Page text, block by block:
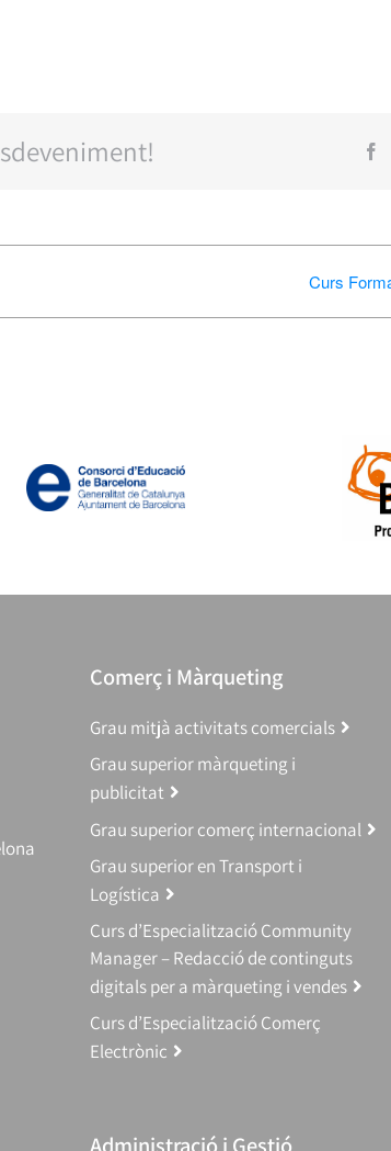
Curs
Comerç i Màrqueting
Grau mitjà activitats comercials
Grau superior màrqueting i
publicitat
Grau superior comerç internacional
Grau superior en Transport i
Logística
Curs d’Especialització Community
Manager – Redacció de continguts
digitals per a màrqueting i vendes
Curs d’Especialització Comerç
Electrònic
Administració i Gestió